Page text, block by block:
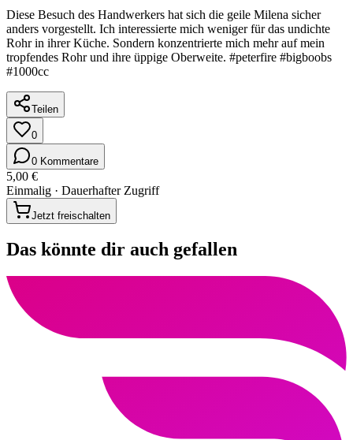
Diese Besuch des Handwerkers hat sich die geile Milena sicher
anders vorgestellt. Ich interessierte mich weniger für das undichte
Rohr in ihrer Küche. Sondern konzentrierte mich mehr auf mein
tropfendes Rohr und ihre üppige Oberweite. #peterfire #bigboobs
#1000cc
Teilen
0
0 Kommentare
5,00 €
Einmalig · Dauerhafter Zugriff
Jetzt freischalten
Das könnte dir auch gefallen